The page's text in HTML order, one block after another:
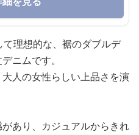
理想的な、裾のダブルデ
ニムです。
人の女性らしい上品さを演
あり、カジュアルからきれ